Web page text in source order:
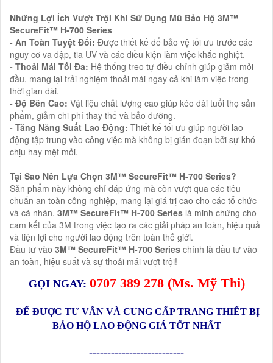
Những Lợi Ích Vượt Trội Khi Sử Dụng Mũ Bảo Hộ 3M™
SecureFit™ H-700 Series
- An Toàn Tuyệt Đối: Được thiết kế để bảo vệ tối ưu trước các
nguy cơ va đập, tia UV và các điều kiện làm việc khắc nghiệt.
- Thoải Mái Tối Đa: Hệ thống treo tự điều chỉnh giúp giảm mỏi
đầu, mang lại trải nghiệm thoải mái ngay cả khi làm việc trong
thời gian dài.
- Độ Bền Cao: Vật liệu chất lượng cao giúp kéo dài tuổi thọ sản
phẩm, giảm chi phí thay thế và bảo dưỡng.
- Tăng Năng Suất Lao Động: Thiết kế tối ưu giúp người lao
động tập trung vào công việc mà không bị gián đoạn bởi sự khó
chịu hay mệt mỏi.
Tại Sao Nên Lựa Chọn 3M™ SecureFit™ H-700 Series?
Sản phẩm này không chỉ đáp ứng mà còn vượt qua các tiêu
chuẩn an toàn công nghiệp, mang lại giá trị cao cho các tổ chức
và cá nhân. 3M™ SecureFit™ H-700 Series là minh chứng cho
cam kết của 3M trong việc tạo ra các giải pháp an toàn, hiệu quả
và tiện lợi cho người lao động trên toàn thế giới.
Đầu tư vào 3M™ SecureFit™ H-700 Series chính là đầu tư vào
an toàn, hiệu suất và sự thoải mái vượt trội!
GỌI NGAY: 0707 389 278(Ms. Mỹ Thi)
ĐỂ ĐƯỢC TƯ VẤN VÀ CUNG CẤP TRANG THIẾT BỊ
BẢO HỘ LAO ĐỘNG GIÁ TỐT NHẤT
--------------------------